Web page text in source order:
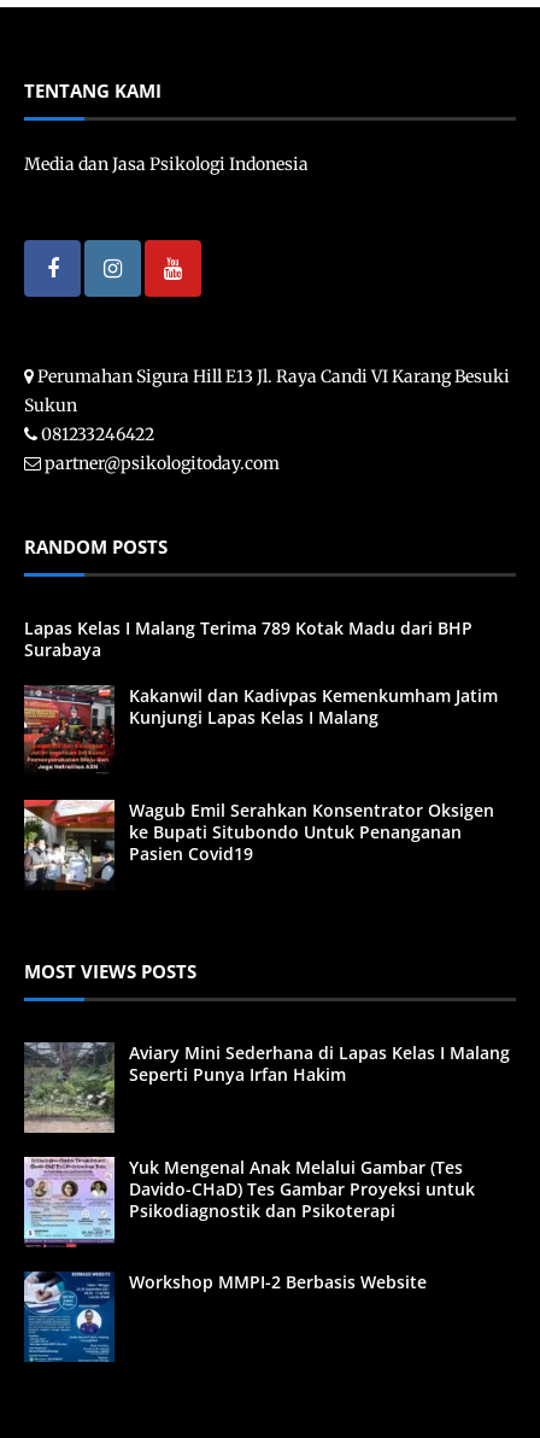
TENTANG KAMI
Media dan Jasa Psikologi Indonesia
Perumahan Sigura Hill E13 Jl. Raya Candi VI Karang Besuki
Sukun
081233246422
partner@psikologitoday.com
RANDOM POSTS
Lapas Kelas I Malang Terima 789 Kotak Madu dari BHP
Surabaya
Kakanwil dan Kadivpas Kemenkumham Jatim
Kunjungi Lapas Kelas I Malang
Wagub Emil Serahkan Konsentrator Oksigen
ke Bupati Situbondo Untuk Penanganan
Pasien Covid19
MOST VIEWS POSTS
Aviary Mini Sederhana di Lapas Kelas I Malang
Seperti Punya Irfan Hakim
Yuk Mengenal Anak Melalui Gambar (Tes
Davido-CHaD) Tes Gambar Proyeksi untuk
Psikodiagnostik dan Psikoterapi
Workshop MMPI-2 Berbasis Website